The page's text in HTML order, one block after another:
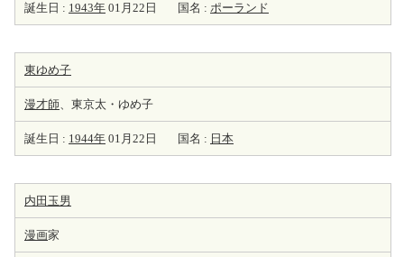
誕生日 : 1943年 01月22日 国名 : ポーランド
東ゆめ子
漫才師、東京太・ゆめ子
誕生日 : 1944年 01月22日 国名 : 日本
内田玉男
漫画家